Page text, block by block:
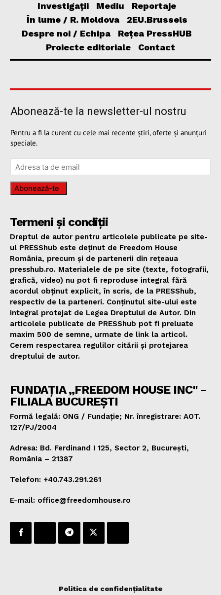
Investigații
Mediu
Reportaje
În lume / R. Moldova
2EU.Brussels
Despre noi / Echipa
Rețea PressHUB
Proiecte editoriale
Contact
Abonează-te la newsletter-ul nostru
Pentru a fi la curent cu cele mai recente știri, oferte și anunțuri
speciale.
Abonează-te
Termeni și condiții
Dreptul de autor pentru articolele publicate pe site-
ul PRESShub este deținut de Freedom House
România, precum și de partenerii din rețeaua
presshub.ro. Materialele de pe site (texte, fotografii,
grafică, video) nu pot fi reproduse integral fără
acordul obținut explicit, în scris, de la PRESShub,
respectiv de la parteneri. Conținutul site-ului este
integral protejat de Legea Dreptului de Autor. Din
articolele publicate de PRESShub pot fi preluate
maxim 500 de semne, urmate de link la articol.
Cerem respectarea regulilor citării și protejarea
dreptului de autor.
FUNDAȚIA „FREEDOM HOUSE INC" -
FILIALA BUCUREȘTI
Formă legală: ONG / Fundație; Nr. înregistrare: AOT.
127/PJ/2004
Adresa: Bd. Ferdinand I 125, Sector 2, București,
România – 21387
Telefon: +40.743.291.261
E-mail: office@freedomhouse.ro
Politica de confidențialitate